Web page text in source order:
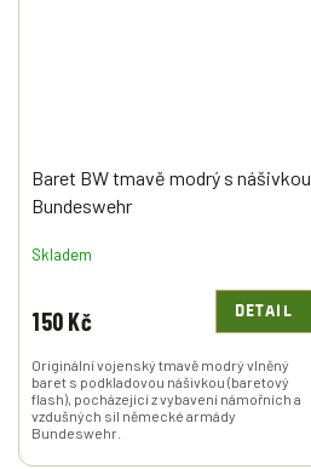
Baret BW tmavě modrý s nášivkou
Bundeswehr
Skladem
150 Kč DETAIL
Originální vojenský tmavě modrý vlněný
baret s podkladovou nášivkou (baretový
flash), pocházející z vybavení námořních a
vzdušných sil německé armády
Bundeswehr.